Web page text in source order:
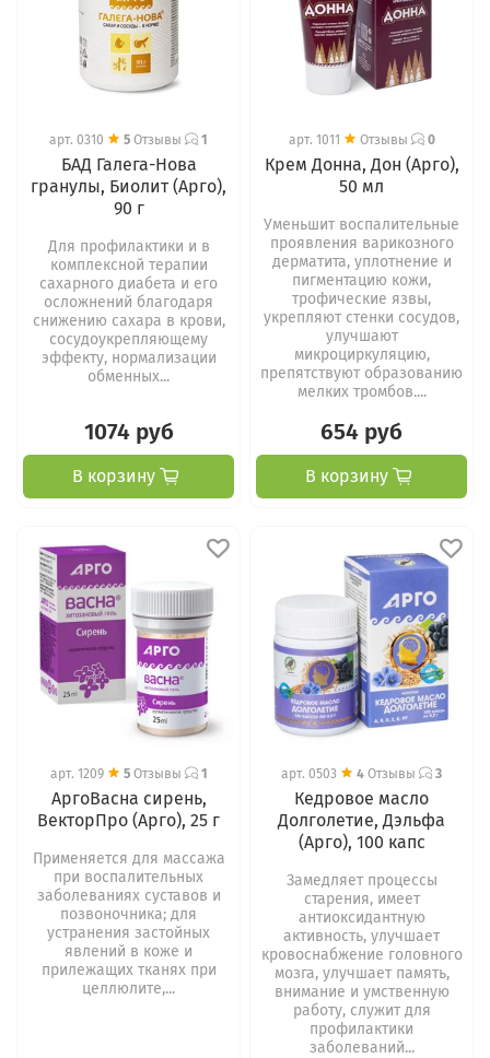
арт. 0310 5 Отзывы 1
БАД Галега-Нова
гранулы, Биолит (Арго),
90 г
Для профилактики и в
комплексной терапии
сахарного диабета и его
осложнений благодаря
снижению сахара в крови,
сосудоукрепляющему
эффекту, нормализации
обменных...
1074 руб
В корзину
арт. 1011 Отзывы 0
Крем Донна, Дон (Арго),
50 мл
Уменьшит воспалительные
проявления варикозного
дерматита, уплотнение и
пигментацию кожи,
трофические язвы,
укрепляют стенки сосудов,
улучшают
микроциркуляцию,
препятствуют образованию
мелких тромбов....
654 руб
В корзину
арт. 1209 5Отзывы 1
АргоВасна сирень,
ВекторПро (Арго), 25 г
Применяется для массажа
при воспалительных
заболеваниях суставов и
позвоночника; для
устранения застойных
явлений в коже и
прилежащих тканях при
целлюлите,...
арт. 0503 4 Отзывы 3
Кедровое масло
Долголетие, Дэльфа
(Арго), 100 капс
Замедляет процессы
старения, имеет
антиоксидантную
активность, улучшает
кровоснабжение головного
мозга, улучшает память,
внимание и умственную
работу, служит для
профилактики
заболеваний...